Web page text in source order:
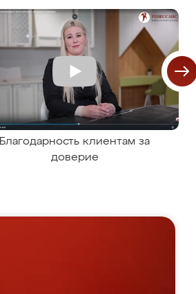
Благодарность клиентам за
доверие